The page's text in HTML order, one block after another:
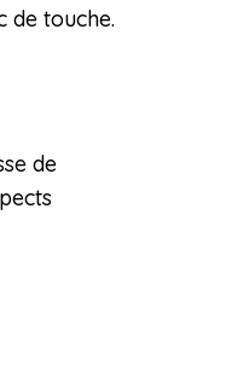
de touche.
de